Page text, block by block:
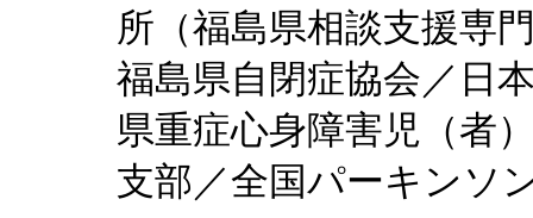
所（福島県相談支援専
福島県自閉症協会／日
県重症心身障害児（者
支部／全国パーキンソ